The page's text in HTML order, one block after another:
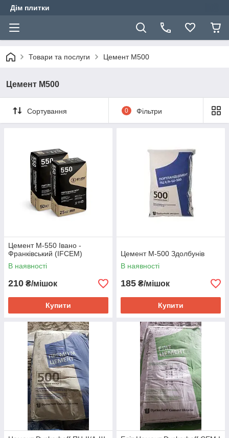
Дім плитки
Товари та послуги Цемент М500
Цемент М500
Сортування 0 Фільтри
Цемент М-550 Івано -
Франківський (ІFCEM)
В наявності
210 ₴/мішок
Купити
Цемент М-500 Здолбунів
В наявності
185 ₴/мішок
Купити